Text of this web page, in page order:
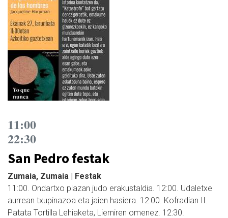
11:00
22:30
San Pedro festak
Zumaia, Zumaia | Festak
11:00. Ondartxo plazan judo erakustaldia. 12:00. Udaletxe
aurrean txupinazoa eta jaien hasiera. 12:00. Kofradian II.
Patata Tortilla Lehiaketa, Lierniren omenez. 12:30.